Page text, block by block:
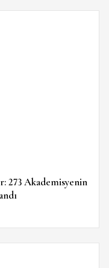
273 Akademisyenin